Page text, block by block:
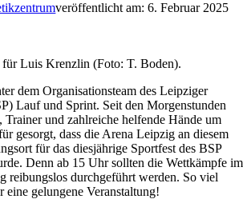
veröffentlicht am: 6. Februar 2025
für Luis Krenzlin (Foto: T. Boden).
dem Organisationsteam des Leipziger
Lauf und Sprint. Seit den Morgenstunden
Trainer und zahlreiche helfende Hände um
gesorgt, dass die Arena Leipzig an diesem
für das diesjährige Sportfest des BSP
Denn ab 15 Uhr sollten die Wettkämpfe im
reibungslos durchgeführt werden. So viel
eine gelungene Veranstaltung!